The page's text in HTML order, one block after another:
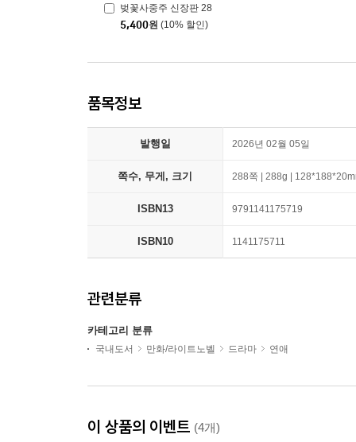
벚꽃사중주 신장판 28
5,400원 (10% 할인)
품목정보
발행일 2026년 02월 05일
쪽수, 무게, 크기 288쪽 | 288g |
ISBN13 9791141175719
ISBN10 1141175711
관련분류
카테고리 분류
국내도서 만화/라이트노벨 드라마 연애
이 상품의 이벤트 (4개)